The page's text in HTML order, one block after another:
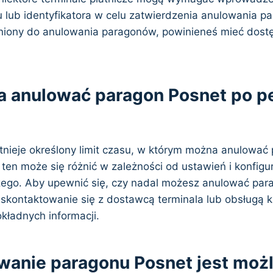
lub identyfikatora w celu zatwierdzenia anulowania
do anulowania paragonów, powinieneś mieć
anulować paragon Posnet po
określony limit czasu, w którym można anulować
może się różnić w zależności od ustawień i
Aby upewnić się, czy nadal możesz anulować
się z dostawcą terminala lub obsługą
informacji.
paragonu Posnet jest